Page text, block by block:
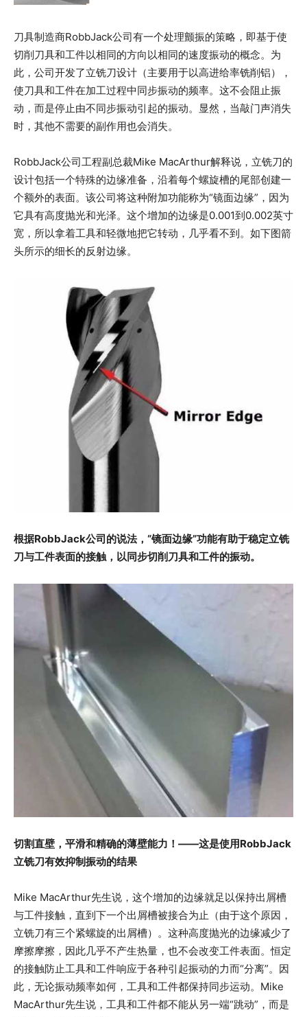
刀具制造商RobbJack公司有一个处理颤振的策略，即基于使
切削刀具和工件以相同的方向以相同的速度振动的概念。为
此，公司开发了立铣刀设计（主要用于以高进给率铣削铝），
使刀具和工件在加工过程中同步振动的频率。这不会阻止振
动，而是停止由不同步振动引起的振动。显然，当敲门声消失
时，其他不需要的副作用也会消失。
RobbJack公司工程副总裁Mike MacArthur解释说，立铣刀的
设计包括一个特殊的边缘准备，沿着每个螺旋槽的尾部创建一
个额外的表面。该公司将这种附加功能称为“镜面边缘”，因为
它具有高度抛光和光泽。这个增加的边缘是0.001到0.002英寸
宽，所以拿着工具和轻微地把它转动，几乎看不到。如下图箭
头所示的细长的反射边缘。
根据RobbJack公司的说法，“镜面边缘”功能有助于稳定立铣
刀与工件表面的接触，以同步切削刀具和工件的振动。
切割直壁，平滑和精确的薄壁能力！——这是使用RobbJack
立铣刀有效抑制振动的结果
Mike MacArthur先生说，这个增加的边缘就足以保持出屑槽
与工件接触，直到下一个出屑槽被接合为止（由于这个原因，
立铣刀有三个紧螺旋的出屑槽）。这种高度抛光的边缘减少了
摩擦摩擦，因此几乎不产生热量，也不会改变工件表面。恒定
的接触防止工具和工件响应于各种引起振动的力而“分离”。因
此，无论振动频率如何，工具和工件都保持同步运动。Mike
MacArthur先生说，工具和工件都不能从另一端“跳动”，而是